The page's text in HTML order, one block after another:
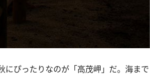
ぴったりなのが「高茂岬」だ。海まで